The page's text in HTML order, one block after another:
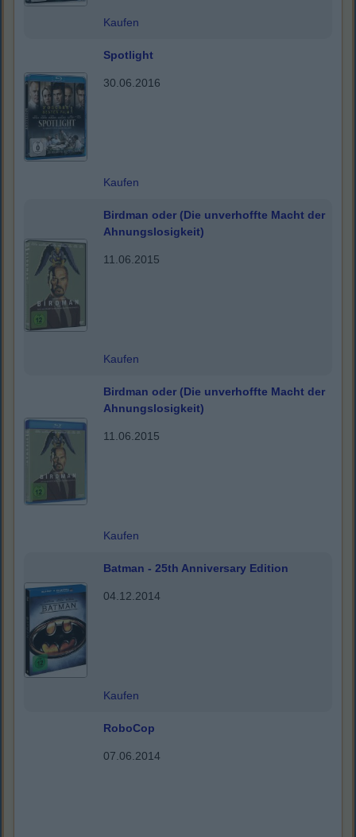
Kaufen
Spotlight
30.06.2016
Kaufen
Birdman oder (Die unverhoffte Macht der
Ahnungslosigkeit)
11.06.2015
Kaufen
Birdman oder (Die unverhoffte Macht der
Ahnungslosigkeit)
11.06.2015
Kaufen
Batman - 25th Anniversary Edition
04.12.2014
Kaufen
RoboCop
07.06.2014